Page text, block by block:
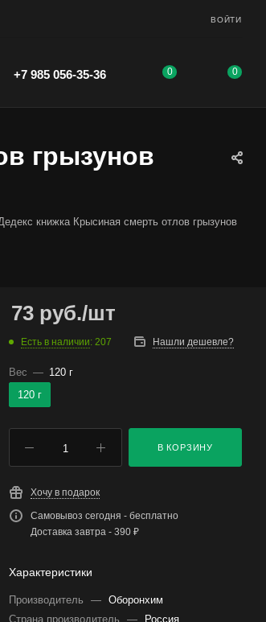
ВОЙТИ
+7 985 056-35-36 0 0
грызунов
книжка Крысиная смерть отлов грызунов
73 руб./шт
Есть в наличии: 207 Нашли дешевле?
Вес — 120 г
120 г
В КОРЗИНУ
Хочу в подарок
Самовывоз сегодня - бесплатно
Доставка завтра - 390 ₽
Характеристики
Производитель — Оборонхим
Страна производитель
—
Россия